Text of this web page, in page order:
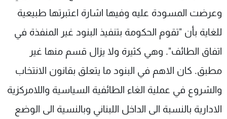
وعرضت المسودة عليه وفيها اشارة اعتبرتها طبيعية
للغاية بأن "تقوم الحكومة بتنفيذ البنود غير المنفذة في
اتفاق الطائف". وهي كثيرة ولا يزال قسم منها غير
مطبق. كان الاهم في البنود ما يتعلق بقانون الانتخاب
والشروع في عملية الغاء الطائفية السياسية واللامركزية
الادارية بالنسبة الى الداخل اللبناني وبالنسية الى الوضع